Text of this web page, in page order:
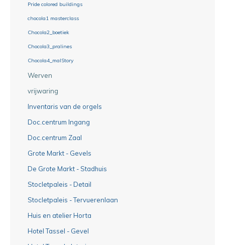
Pride colored buildings
chocola1 masterclass
Chocola2_boetiek
Chocola3_pralines
Chocola4_malStory
Werven
vrijwaring
Inventaris van de orgels
Doc.centrum Ingang
Doc.centrum Zaal
Grote Markt - Gevels
De Grote Markt - Stadhuis
Stocletpaleis - Detail
Stocletpaleis - Tervuerenlaan
Huis en atelier Horta
Hotel Tassel - Gevel